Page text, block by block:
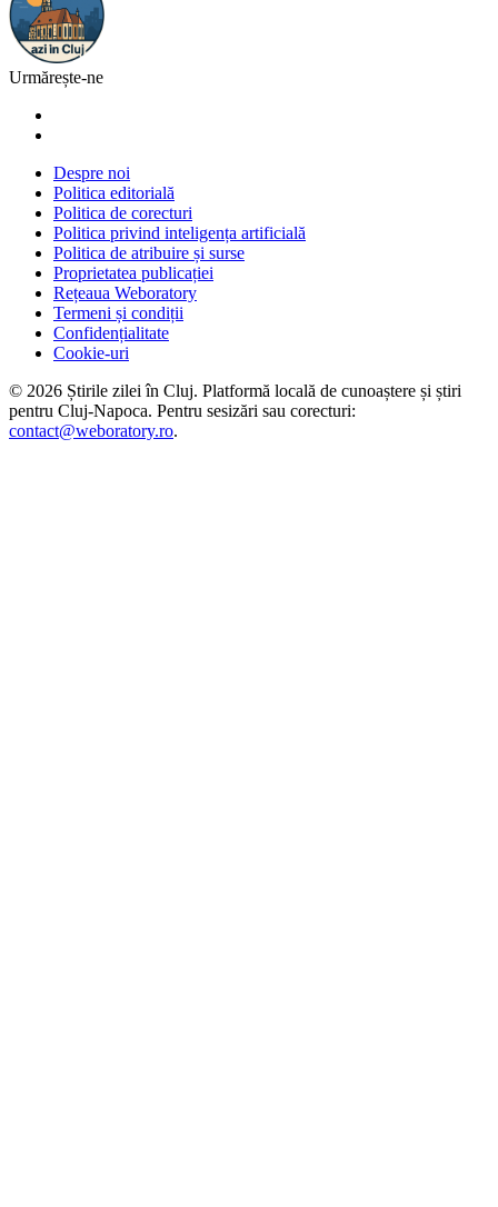
Urmărește-ne
Despre noi
Politica editorială
Politica de corecturi
Politica privind inteligența artificială
Politica de atribuire și surse
Proprietatea publicației
Rețeaua Weboratory
Termeni și condiții
Confidențialitate
Cookie-uri
© 2026 Știrile zilei în Cluj. Platformă locală de cunoaștere și știri
pentru Cluj-Napoca. Pentru sesizări sau corecturi:
contact@weboratory.ro.